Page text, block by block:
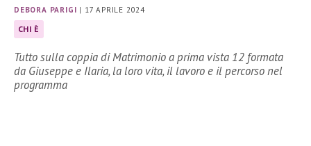
DEBORA PARIGI | 17 APRILE 2024
CHI È
Tutto sulla coppia di Matrimonio a prima vista 12 formata
da Giuseppe e Ilaria, la loro vita, il lavoro e il percorso nel
programma